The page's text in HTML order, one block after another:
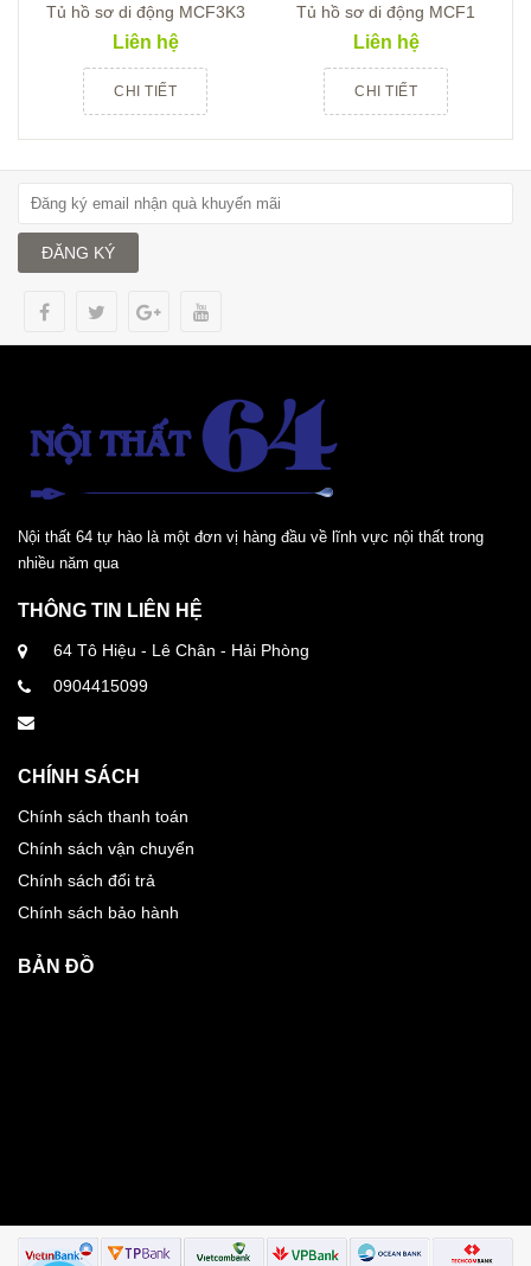
Tủ hồ sơ di động MCF3K3
Liên hệ
CHI TIẾT
Tủ hồ sơ di động MCF1
Liên hệ
CHI TIẾT
ĐĂNG KÝ
Nội thất 64 tự hào là một đơn vị hàng đầu về lĩnh vực nội thất trong
nhiều năm qua
THÔNG TIN LIÊN HỆ
64 Tô Hiệu - Lê Chân - Hải Phòng
0904415099
CHÍNH SÁCH
Chính sách thanh toán
Chính sách vận chuyển
Chính sách đổi trả
Chính sách bảo hành
BẢN ĐỒ